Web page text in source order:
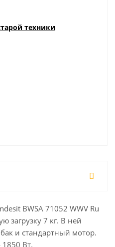
техники
BWSA 71052 WWV Ru
загрузку 7 кг. В ней
и стандартный мотор.
Вт.